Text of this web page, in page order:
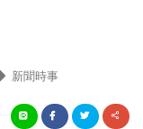
新聞時事